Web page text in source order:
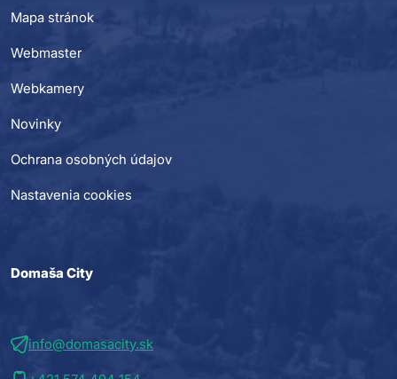
Mapa stránok
Webmaster
Webkamery
Novinky
Ochrana osobných údajov
Nastavenia cookies
Domaša City
info@domasacity.sk